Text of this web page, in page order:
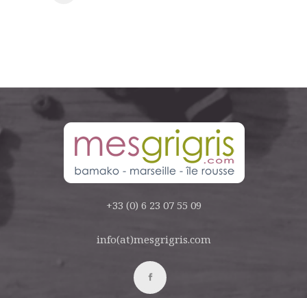
+33 (0) 6 23 07 55 09
info(at)mesgrigris.com